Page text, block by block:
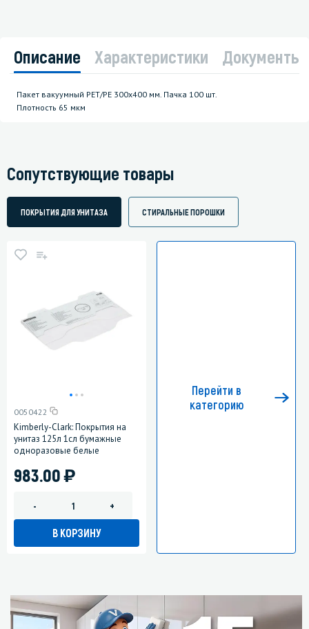
Описание Характеристики Документы
Пакет вакуумный РЕТ/РЕ 300х400 мм. Пачка 100 шт.
Плотность 65 мкм
Сопутствующие товары
ПОКРЫТИЯ ДЛЯ УНИТАЗА СТИРАЛЬНЫЕ ПОРОШКИ
0050422
Kimberly-Clark: Покрытия на
унитаз 125л 1сл бумажные
одноразовые белые
983.00)
- +
В КОРЗИНУ
Перейти в
категорию